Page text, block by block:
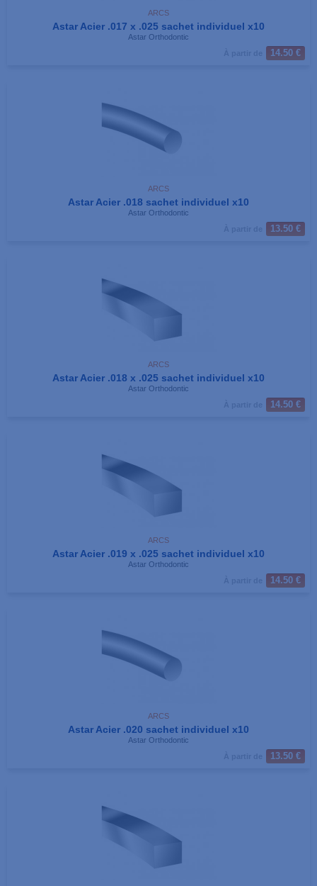
ARCS
Astar Acier .017 x .025 sachet individuel x10
Astar Orthodontic
14.50 €
ARCS
Astar Acier .018 sachet individuel x10
Astar Orthodontic
13.50 €
ARCS
Astar Acier .018 x .025 sachet individuel x10
Astar Orthodontic
14.50 €
ARCS
Astar Acier .019 x .025 sachet individuel x10
Astar Orthodontic
14.50 €
ARCS
Astar Acier .020 sachet individuel x10
Astar Orthodontic
13.50 €